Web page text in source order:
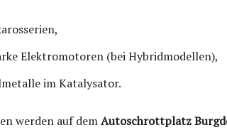
Elektromotoren (bei Hybridmodellen),
im Katalysator.
werden auf demAutoschrottplatz